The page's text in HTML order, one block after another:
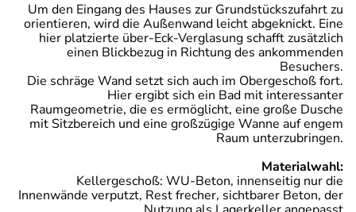
Um den Eingang des Hauses zur Grundstückszufahrt zu
orientieren, wird die Außenwand leicht abgeknickt. Eine
hier platzierte über-Eck-Verglasung schafft zusätzlich
einen Blickbezug in Richtung des ankommenden
Besuchers.
Die schräge Wand setzt sich auch im Obergeschoß fort.
Hier ergibt sich ein Bad mit interessanter
Raumgeometrie, die es ermöglicht, eine große Dusche
mit Sitzbereich und eine großzügige Wanne auf engem
Raum unterzubringen.
Materialwahl:
Kellergeschoß: WU-Beton, innenseitig nur die
Innenwände verputzt, Rest frecher, sichtbarer Beton, der